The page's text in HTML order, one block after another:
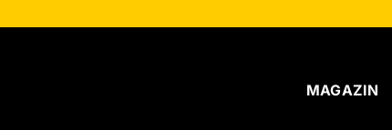
MAGAZIN